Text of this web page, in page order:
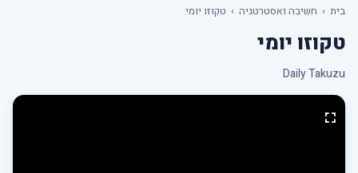
בית › חשיבה ואסטרטגיה › טקוזו יומי
טקוזו יומי
Daily Takuzu